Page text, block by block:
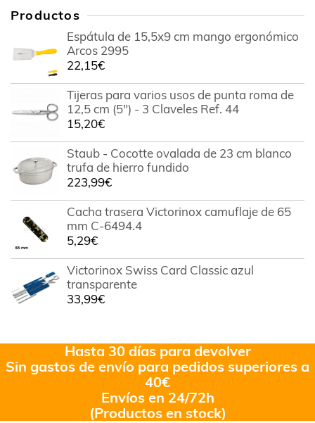
Productos
Espátula de 15,5x9 cm mango ergonómico
Arcos 2995
22,15€
Tijeras para varios usos de punta roma de
12,5 cm (5") - 3 Claveles Ref. 44
15,20€
Staub - Cocotte ovalada de 23 cm blanco
trufa de hierro fundido
223,99€
Cacha trasera Victorinox camuflaje de 65
mm C-6494.4
5,29€
Victorinox Swiss Card Classic azul
transparente
33,99€
Hasta 30 días para devolver
Sin gastos de envío para pedidos superiores a
40€
Envíos en 24/72h
(Productos en stock)